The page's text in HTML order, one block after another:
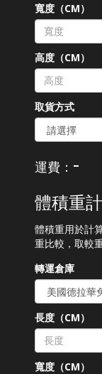
寬度（CM）
高度（CM）
取貨方式
運費： -
體積重
體積重用於計
重比較，取較
轉運倉庫
長度（CM）
寬度（CM）